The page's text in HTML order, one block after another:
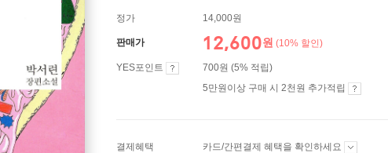
정가 14,000원
판매가 12,600원 (10% 할인)
YES포인트
700원 (5% 적립)
5만원이상 구매 시 2천원 추가적립
결제혜택 카드/간편결제 혜택을 확인하세요